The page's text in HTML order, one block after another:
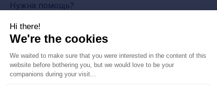
Нужна помощь?
Связаться с нами
Часто задаваемые вопросы
Политика конфиденциальности